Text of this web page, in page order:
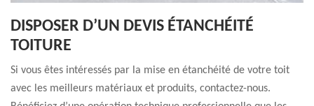
DISPOSER D’UN DEVIS ÉTANCHÉITÉ
TOITURE
Si vous êtes intéressés par la mise en étanchéité de votre toit
avec les meilleurs matériaux et produits, contactez-nous.